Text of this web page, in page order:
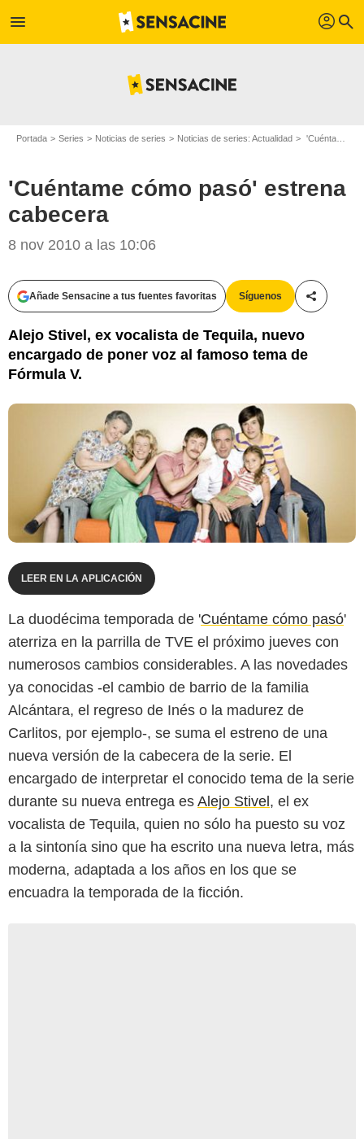
menu profil search
Portada Series Noticias de series Noticias de series: Actualidad 'Cuéntame cómo pasó' estrena cabecera
'Cuéntame cómo pasó' estrena
cabecera
8 nov 2010 a las 10:06
Añade Sensacine a tus fuentes favoritas Síguenos
Alejo Stivel, ex vocalista de Tequila, nuevo
encargado de poner voz al famoso tema de
Fórmula V.
LEER EN LA APLICACIÓN
La duodécima temporada de 'Cuéntame cómo pasó'
aterriza en la parrilla de TVE el próximo jueves con
numerosos cambios considerables. A las novedades
ya conocidas -el cambio de barrio de la familia
Alcántara, el regreso de Inés o la madurez de
Carlitos, por ejemplo-, se suma el estreno de una
nueva versión de la cabecera de la serie. El
encargado de interpretar el conocido tema de la serie
durante su nueva entrega es Alejo Stivel, el ex
vocalista de Tequila, quien no sólo ha puesto su voz
a la sintonía sino que ha escrito una nueva letra, más
moderna, adaptada a los años en los que se
encuadra la temporada de la ficción.